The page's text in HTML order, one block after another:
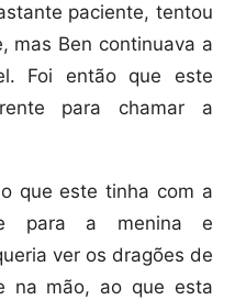
paciente, tentou
mas Ben continuava a
Foi então que este
para chamar a
que este tinha com a
para a menina e
ver os dragões de
na mão, ao que esta